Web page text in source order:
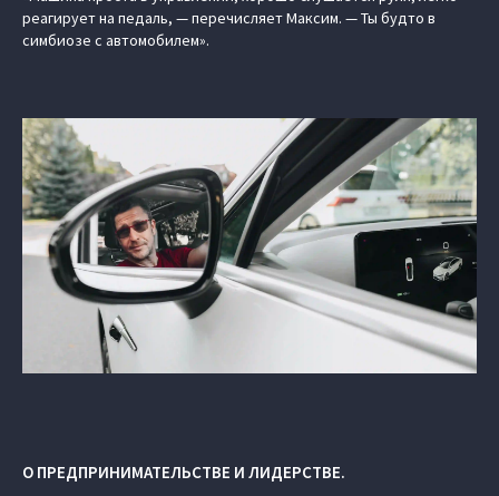
реагирует на педаль, — перечисляет Максим. — Ты будто в
симбиозе с автомобилем».
О ПРЕДПРИНИМАТЕЛЬСТВЕ И ЛИДЕРСТВЕ.